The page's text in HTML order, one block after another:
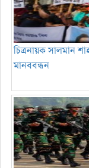
চিত্রনায়ক সালমান
মানববন্ধন